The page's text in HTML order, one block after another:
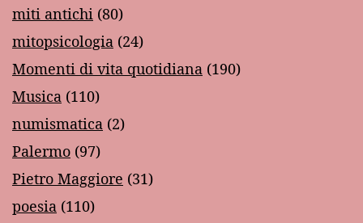
miti antichi (80)
mitopsicologia (24)
Momenti di vita quotidiana (190)
Musica (110)
numismatica (2)
Palermo (97)
Pietro Maggiore (31)
poesia (110)